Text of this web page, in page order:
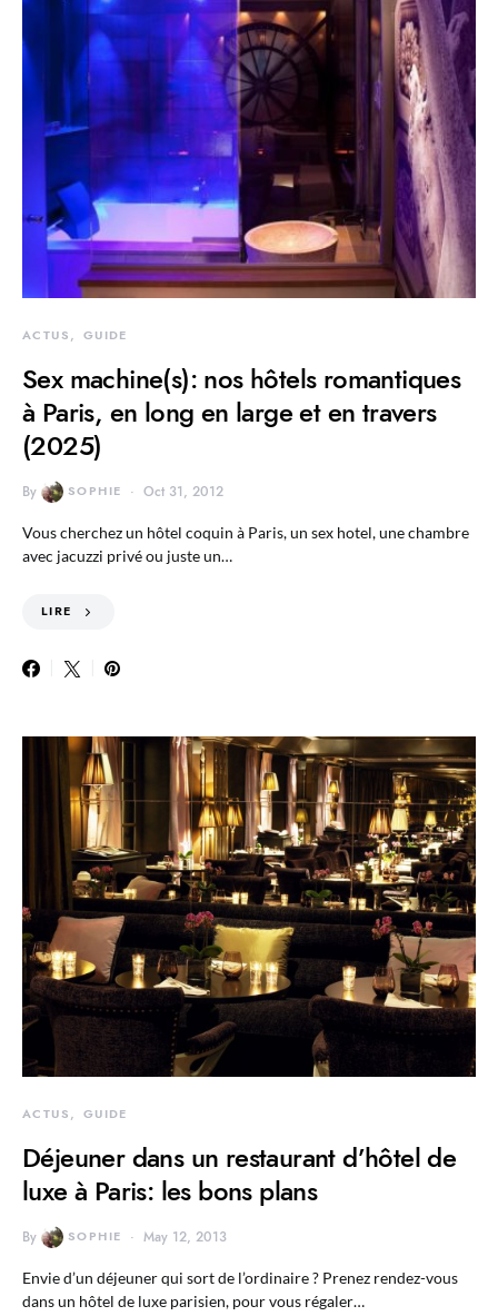
ACTUS GUIDE
Sex machine(s): nos hôtels romantiques
à Paris, en long en large et en travers
(2025)
By SOPHIE Oct 31, 2012
Vous cherchez un hôtel coquin à Paris, un sex hotel, une chambre
avec jacuzzi privé ou juste un…
LIRE
ACTUS GUIDE
Déjeuner dans un restaurant d’hôtel de
luxe à Paris: les bons plans
By SOPHIE May 12, 2013
Envie d’un déjeuner qui sort de l’ordinaire ? Prenez rendez-vous
dans un hôtel de luxe parisien, pour vous régaler…